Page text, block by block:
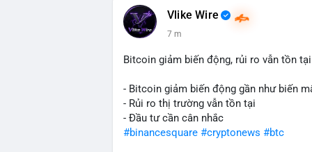
- DeFi & Công nghệ: weETH tách khỏi
TVL DeFi đạt 141,82 tỷ USD, giảm nhẹ
TVL.
- Quy định & Tổ chức: Thượng viện Mỹ
ETF, trong khi cá voi tích lũy 1,2 tỷ USD
Nhà đầu tư nên thận trọng khi tâm lý
quan sát dòng tiền cá voi trong 24-48
Vlike Wire
7 m
Bitcoin giảm biến động, rủi ro vẫn tồn tại
- Bitcoin giảm biến động gần như biến
- Rủi ro thị trường vẫn tồn tại
- Đầu tư cần cân nhắc
#binancesquare #cryptonews #btc